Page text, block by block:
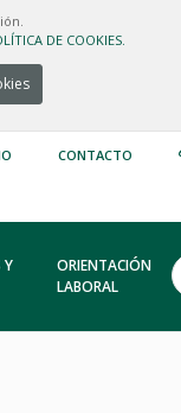
DE COOKIES.
CONTACTO
Y
ORIENTACIÓN
LABORAL